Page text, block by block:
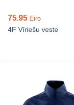
75.95 Eiro
4F Vīriešu veste